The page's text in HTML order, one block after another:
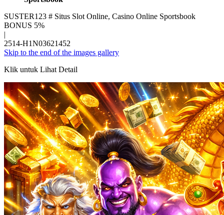
SUSTER123 # Situs Slot Online, Casino Online Sportsbook
BONUS 5%
|
2514-H1N03621452
Skip to the end of the images gallery
Klik untuk Lihat Detail